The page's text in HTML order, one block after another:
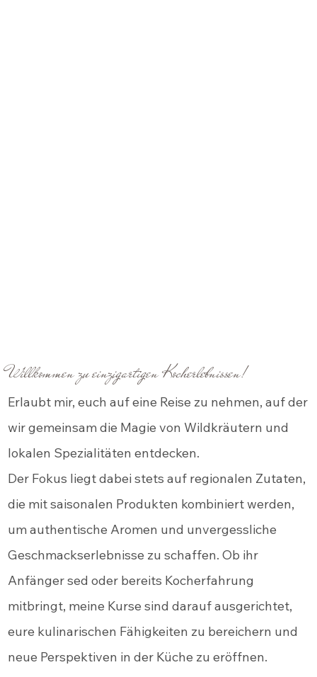
Erlaubt mir, euch auf eine Reise zu nehmen, auf der
wir gemeinsam die Magie von Wildkräutern und
lokalen Spezialitäten entdecken.
Der Fokus liegt dabei stets auf regionalen Zutaten,
die mit saisonalen Produkten kombiniert werden,
um authentische Aromen und unvergessliche
Geschmackserlebnisse zu schaffen. Ob ihr
Anfänger sed oder bereits Kocherfahrung
mitbringt, meine Kurse sind darauf ausgerichtet,
eure kulinarischen Fähigkeiten zu bereichern und
neue Perspektiven in der Küche zu eröffnen.
Willkommen zu einzigartigen Kocherlebnissen!